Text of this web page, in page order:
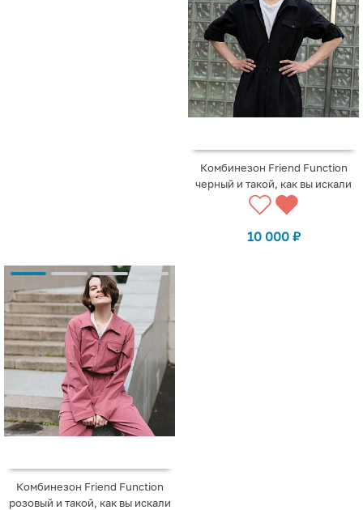
Комбинезон Friend Function
черный и такой, как вы искали
10 000 ₽
Комбинезон Friend Function
розовый и такой, как вы искали